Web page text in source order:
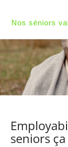
Nos séniors
seniors